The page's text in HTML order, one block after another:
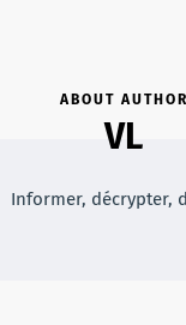
ABOUT AUTHOR
VL
Informer, décrypter,